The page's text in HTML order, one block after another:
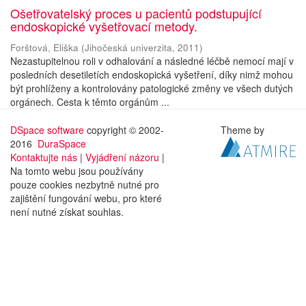
Ošetřovatelský proces u pacientů podstupující
endoskopické vyšetřovací metody.
Forštová, Eliška (Jihočeská univerzita, 2011)
Nezastupitelnou roli v odhalování a následné léčbě nemocí mají v
posledních desetiletích endoskopická vyšetření, díky nimž mohou
být prohlíženy a kontrolovány patologické změny ve všech dutých
orgánech. Cesta k těmto orgánům ...
DSpace software copyright © 2002-
2016 DuraSpace
Kontaktujte nás | Vyjádření názoru |
Na tomto webu jsou používány
pouze cookies nezbytně nutné pro
zajištění fungování webu, pro které
není nutné získat souhlas.
Theme by